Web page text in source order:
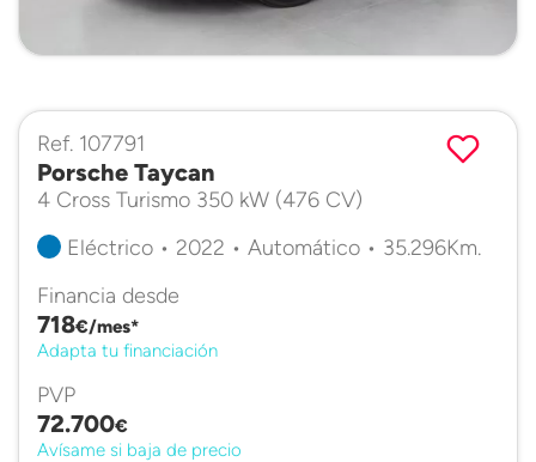
Ref. 107791
Porsche Taycan
4 Cross Turismo 350 kW (476 CV)
Eléctrico • 2022 • Automático • 35.296Km.
Financia desde
718€/mes*
Adapta tu financiación
PVP
72.700€
Avísame si baja de precio